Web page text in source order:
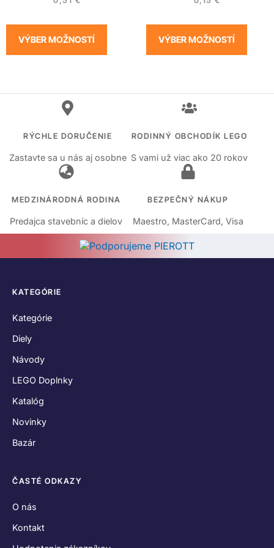
VÝBER MOŽNOSTÍ VÝBER MOŽNOSTÍ
RÝCHLE DORUČENIE
Zastavte sa u nás aj osobne
RODINNÝ OBCHODÍK LEGO
S vami už viac ako 20 rokov
MEDZINÁRODNÁ RODINA
Predajca stavebníc a dielov
BEZPEČNÝ NÁKUP
Maestro, MasterCard, Visa
KATEGÓRIE
Kategórie
Diely
Návody
LEGO Doplnky
Katalóg
Novinky
Bazár
ČASTÉ ODKAZY
O nás
Kontakt